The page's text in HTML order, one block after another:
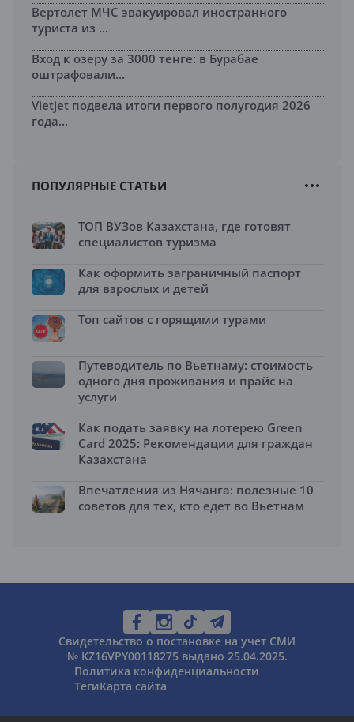
Вертолет МЧС эвакуировал иностранного
туриста из ...
Вход к озеру за 3000 тенге: в Бурабае
оштрафовали...
Vietjet подвела итоги первого полугодия 2026
года...
ПОПУЛЯРНЫЕ СТАТЬИ
ТОП ВУЗов Казахстана, где готовят
специалистов туризма
Как оформить заграничный паспорт
для взрослых и детей
Топ сайтов с горящими турами
Путеводитель по Вьетнаму: стоимость
одного дня проживания и прайс на
услуги
Как подать заявку на лотерею Green
Card 2025: Рекомендации для граждан
Казахстана
Впечатления из Нячанга: полезные 10
советов для тех, кто едет во Вьетнам
Свидетельство о постановке на учет СМИ
№ KZ16VPY00118275 выдано 25.04.2025.
Политика конфиденциальности
ТегиКарта сайта